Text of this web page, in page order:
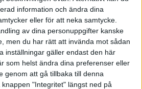
information och ändra dina
eller för att neka samtycke.
av dina personuppgifter kanske
men du har rätt att invända mot sådan
inställningar gäller endast den här
som helst ändra dina preferenser eller
genom att gå tillbaka till denna
"Integritet" längst ned på
sträva efter kundnöjdhet genom
kompetens och genom att
arbetet går i rätt riktning